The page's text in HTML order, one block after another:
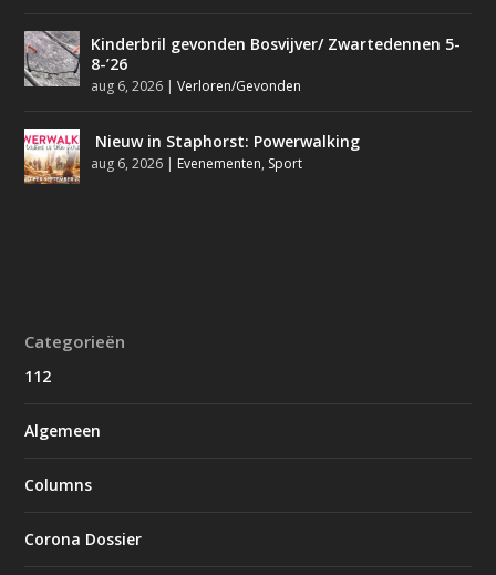
Kinderbril gevonden Bosvijver/ Zwartedennen 5-
8-’26
aug 6, 2026 |Verloren/Gevonden
Nieuw in Staphorst: Powerwalking
aug 6, 2026 Evenementen, Sport
Categorieën
112
Algemeen
Columns
Corona Dossier